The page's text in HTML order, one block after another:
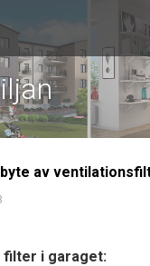
byte av
filter i garaget: